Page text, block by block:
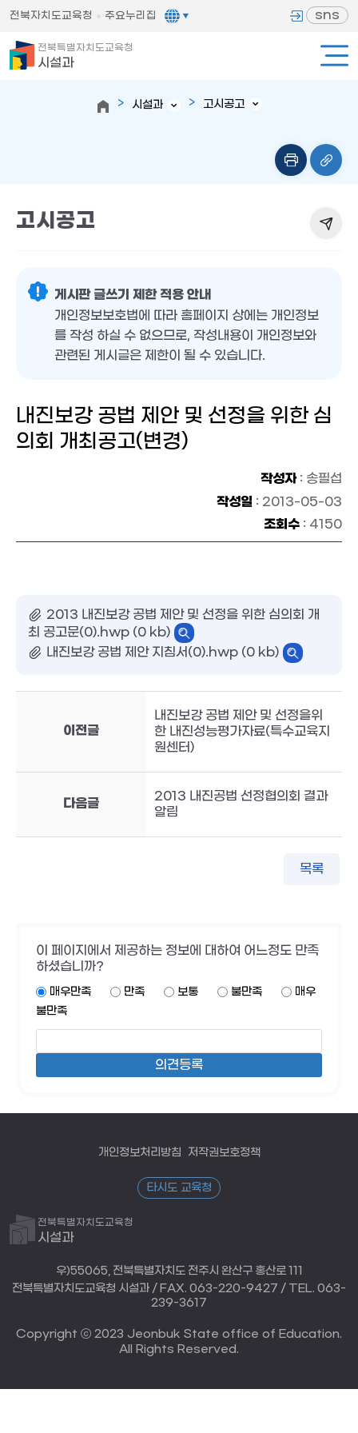
전북자치도교육청 주요누리집 sns
전북특별자치도교육청
시설과
시설과 고시공고
고시공고
게시판 글쓰기 제한 적용 안내
개인정보보호법에 따라 홈페이지 상에는 개인정보
를 작성 하실 수 없으므로, 작성내용이 개인정보와
관련된 게시글은 제한이 될 수 있습니다.
내진보강 공법 제안 및 선정을 위한 심
의회 개최공고(변경)
작성자: 송필섭
작성일 : 2013-05-03
조회수 : 4150
2013 내진보강 공법 제안 및 선정을 위한 심의회 개
최 공고문(0).hwp (0 kb)
내진보강 공법 제안 지침서(0).hwp (0 kb)
이전글
내진보강 공법 제안 및 선정을위
한 내진성능평가자료(특수교육지
원센터)
다음글
2013 내진공법 선정협의회 결과
알림
목록
이 페이지에서 제공하는 정보에 대하여 어느정도 만족
하셨습니까?
매우만족 만족 보통 불만족
매우
불만족
개인정보처리방침 저작권보호정책
타시도 교육청
전북특별자치도교육청
시설과
우)55065, 전북특별자치도 전주시 완산구 홍산로 111
전북특별자치도교육청 시설과 / FAX. 063-220-9427 / TEL. 063-
239-3617
Copyright ⓒ 2023 Jeonbuk State office of Education.
All Rights Reserved.